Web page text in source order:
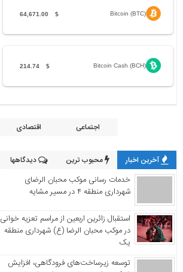
Bitcoin (BTC)
$
64,671.00
Bitcoin Cash (BCH)
$
214.74
اجتماعی اقتصادی
آخرین اخبار محبوب ترین دیدگاهها
خدمات رسانی موکب محبان الرضای
شهرداری منطقه ۴ در مسیر مشایه
استقبال زائرین اربعین از مراسم تعزیه خوانی
در موکب محبان الرضا (ع) شهرداری منطقه
یک
توسعه زیرساخت‌های فرودگاهی، افزایش